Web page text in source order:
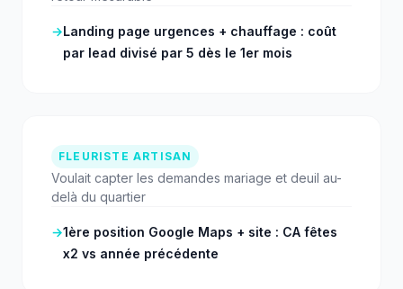
→Landing page urgences + chauffage : coût
par lead divisé par 5 dès le 1er mois
FLEURISTE ARTISAN
Voulait capter les demandes mariage et deuil au-
delà du quartier
→1ère position Google Maps + site : CA fêtes
x2 vs année précédente